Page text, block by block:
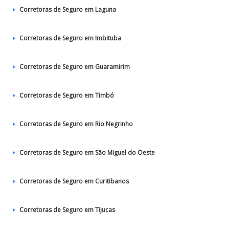
Corretoras de Seguro em Laguna
Corretoras de Seguro em Imbituba
Corretoras de Seguro em Guaramirim
Corretoras de Seguro em Timbó
Corretoras de Seguro em Rio Negrinho
Corretoras de Seguro em São Miguel do Oeste
Corretoras de Seguro em Curitibanos
Corretoras de Seguro em Tijucas